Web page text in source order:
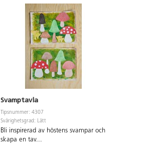
Svamptavla
Tipsnummer: 4307
Svårighetsgrad: Lätt
Bli inspirerad av höstens svampar och
skapa en tav...